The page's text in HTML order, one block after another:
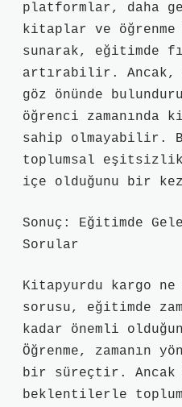
platformlar, daha
kitaplar ve
sunarak, eğitimde
artırabilir. Ancak,
göz önünde
öğrenci zamanında
sahip olmayabilir.
toplumsal
içe olduğunu bir
Sonuç: Eğitimde
Sorular
Kitapyurdu kargo ne
sorusu, eğitimde
kadar önemli
Öğrenme, zamanın
bir süreçtir. Ancak
beklentilerle